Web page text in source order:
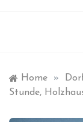
Home »
Stunde,